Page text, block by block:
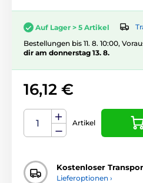
Auf Lager > 5 Artikel
Bestellungen bis 11. 8. 10:00,
dir am donnerstag 13. 8.
16,12 €
Artikel
Kostenloser
Lieferoptionen ›